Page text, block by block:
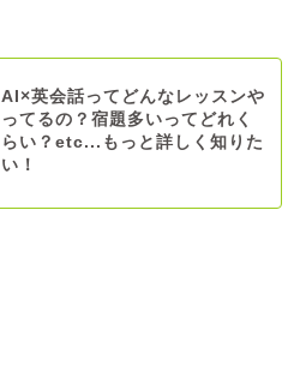
AI×英会話ってどんなレッスンや
ってるの？宿題多いってどれく
らい？etc...もっと詳しく知りた
い！